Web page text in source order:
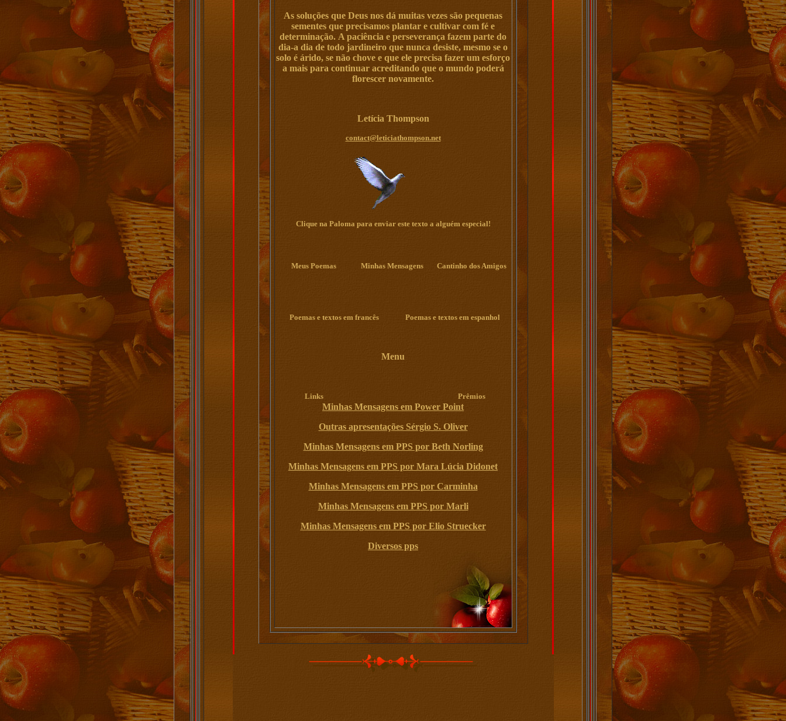
As soluções que Deus nos dá muitas vezes são pequenas
sementes que precisamos plantar e cultivar com fé e
determinação. A paciência e perseverança fazem parte do
dia-a dia de todo jardineiro que nunca desiste, mesmo se o
solo é árido, se não chove e que ele precisa fazer um esforço
a mais para continuar acreditando que o mundo poderá
florescer novamente.
Letícia Thompson
contact@leticiathompson.net
Clique na Paloma para enviar este texto a alguém especial!
Meus Poemas Minhas Mensagens Cantinho dos Amigos
Poemas e textos em francês Poemas e textos em espanhol
Menu
Links Prêmios
Minhas Mensagens em Power Point
Outras apresentações Sérgio S. Oliver
Minhas Mensagens em PPS por Beth Norling
Minhas Mensagens em PPS por Mara Lúcia Didonet
Minhas Mensagens em PPS por Carminha
Minhas Mensagens em PPS por Marli
Minhas Mensagens em PPS por Elio Struecker
Diversos pps